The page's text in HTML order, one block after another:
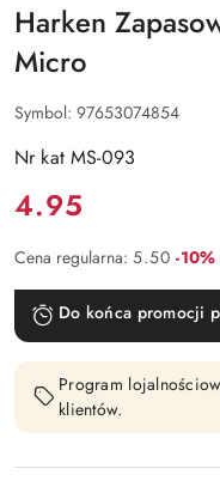
Harken
Micro
Symbol: 97653074854
Nr kat MS-093
Cena:
4.95
Cena regularna: 5.50 Rabat:
-10%
Do końca promocji
Program
klientów.